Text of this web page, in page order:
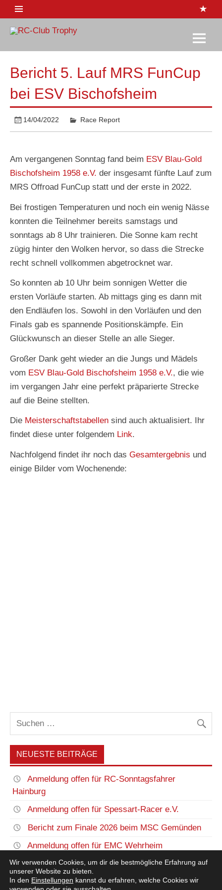
Skip
content
Trophy
Bericht 5. Lauf MRS FunCup
bei ESV Bischofsheim
14/04/2022 Race Report
Am vergangenen Sonntag fand beim ESV Blau-Gold
Bischofsheim 1958 e.V. der insgesamt fünfte Lauf zum
MRS Offroad FunCup statt und der erste in 2022.
Bei frostigen Temperaturen und noch ein wenig Nässe
konnten die Teilnehmer bereits samstags und
sonntags ab 8 Uhr trainieren. Die Sonne kam recht
zügig hinter den Wolken hervor, so dass die Strecke
recht schnell vollkommen abgetrocknet war.
So konnten ab 10 Uhr beim sonnigen Wetter die
ersten Vorläufe starten. Ab mittags ging es dann mit
den Endläufen los. Sowohl in den Vorläufen und den
Finals gab es spannende Positionskämpfe. Ein
Glückwunsch an dieser Stelle an alle Sieger.
Großer Dank geht wieder an die Jungs und Mädels
vom ESV Blau-Gold Bischofsheim 1958 e.V., die wie
im vergangen Jahr eine perfekt präparierte Strecke
auf die Beine stellten.
Die Meisterschaftstabellen sind auch aktualisiert. Ihr
findet diese unter folgendem Link.
Nachfolgend findet ihr noch dasGesamtergebnis und
einige Bilder vom Wochenende:
NEUESTE BEITRÄGE
Anmeldung offen für RC-Sonntagsfahrer
Hainburg
Anmeldung offen für Spessart-Racer e.V.
Bericht zum Finale 2026 beim MSC Gemünden
Anmeldung offen für EMC Wehrheim
Nennung Finale MSC Gemünden offen
Wir verwenden Cookies, um dir die bestmögliche Erfahrung auf
unserer Website zu bieten.
In den Einstellungen kannst du erfahren, welche Cookies wir